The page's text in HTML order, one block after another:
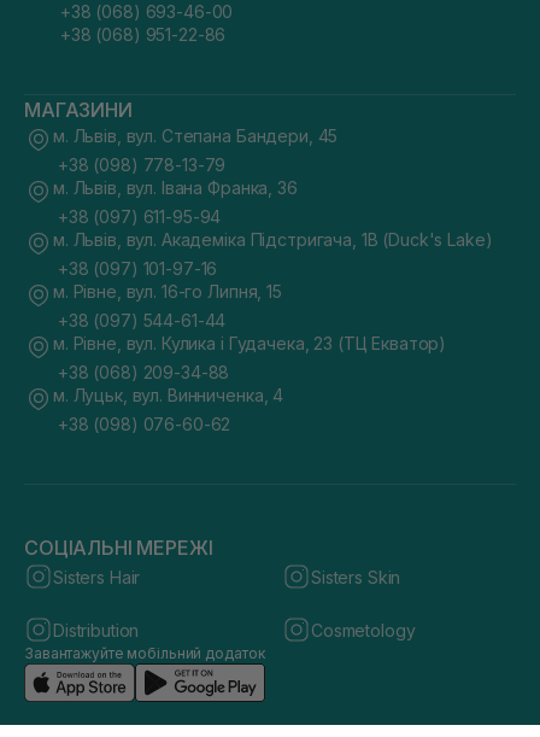
+38 (068) 693-46-00
+38 (068) 951-22-86
МАГАЗИНИ
м. Львів, вул. Степана Бандери, 45
+38 (098) 778-13-79
м. Львів, вул. Івана Франка, 36
+38 (097) 611-95-94
м. Львів, вул. Академіка Підстригача, 1В (Duck's Lake)
+38 (097) 101-97-16
м. Рівне, вул. 16-го Липня, 15
+38 (097) 544-61-44
м. Рівне, вул. Кулика і Гудачека, 23 (ТЦ Екватор)
+38 (068) 209-34-88
м. Луцьк, вул. Винниченка, 4
+38 (098) 076-60-62
СОЦІАЛЬНІ МЕРЕЖІ
Sisters Hair Sisters Skin
Distribution Cosmetology
Завантажуйте мобільний додаток